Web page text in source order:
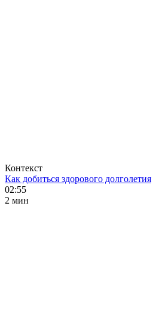
Контекст
Как добиться здорового долголетия
02:55
2 мин